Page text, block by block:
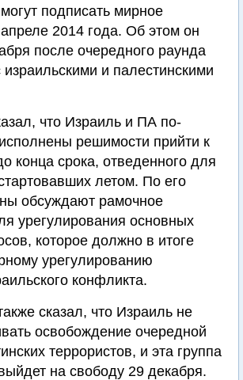
подписать мирное
2014 года. Об этом он
после очередного раунда
израильскими и палестинскими
что Израиль и ПА по-
решимости прийти к
конца срока, отведенного для
летом. По его
обсуждают рамочное
урегулирования основных
которое должно в итоге
урегулированию
конфликта.
сказал, что Израиль не
освобождение очередной
террористов, и эта группа
на свободу 29 декабря.